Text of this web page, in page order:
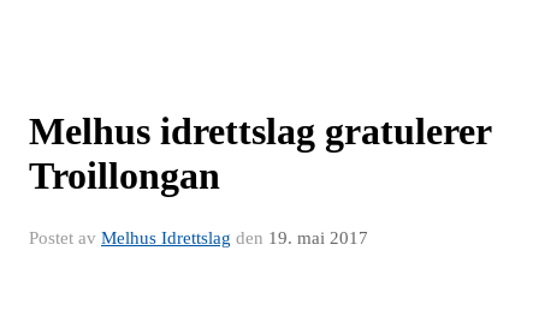
Melhus idrettslag gratulerer
Troillongan
Postet av Melhus Idrettslag den 19. mai 2017